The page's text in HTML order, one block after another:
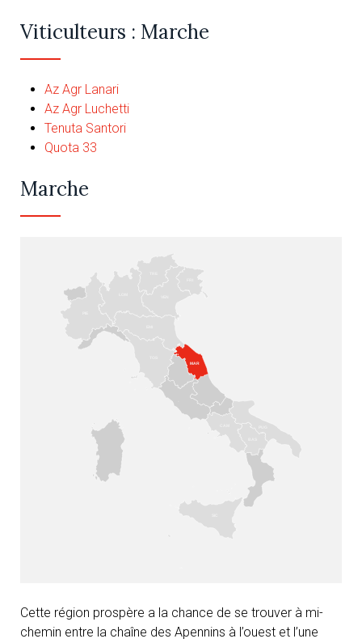
Viticulteurs : Marche
Az Agr Lanari
Az Agr Luchetti
Tenuta Santori
Quota 33
Marche
Cette région prospère a la chance de se trouver à mi-
chemin entre la chaîne des Apennins à l’ouest et l’une